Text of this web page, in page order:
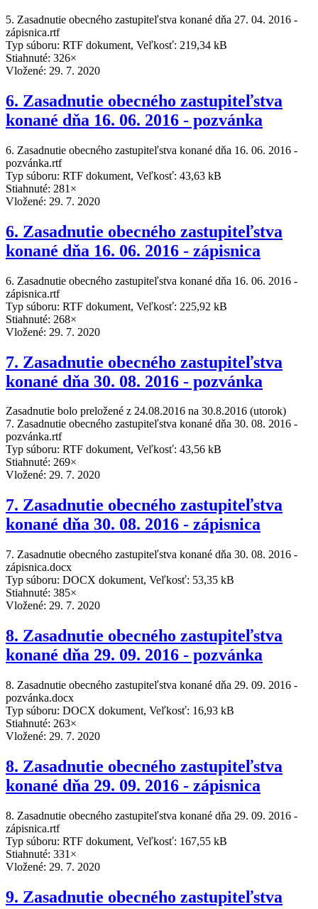
5. Zasadnutie obecného zastupiteľstva konané dňa 27. 04. 2016 -
zápisnica.rtf
Typ súboru: RTF dokument, Veľkosť: 219,34 kB
Stiahnuté: 326×
Vložené: 29. 7. 2020
6. Zasadnutie obecného zastupiteľstva
konané dňa 16. 06. 2016 - pozvánka
6. Zasadnutie obecného zastupiteľstva konané dňa 16. 06. 2016 -
pozvánka.rtf
Typ súboru: RTF dokument, Veľkosť: 43,63 kB
Stiahnuté: 281×
Vložené: 29. 7. 2020
6. Zasadnutie obecného zastupiteľstva
konané dňa 16. 06. 2016 - zápisnica
6. Zasadnutie obecného zastupiteľstva konané dňa 16. 06. 2016 -
zápisnica.rtf
Typ súboru: RTF dokument, Veľkosť: 225,92 kB
Stiahnuté: 268×
Vložené: 29. 7. 2020
7. Zasadnutie obecného zastupiteľstva
konané dňa 30. 08. 2016 - pozvánka
Zasadnutie bolo preložené z 24.08.2016 na 30.8.2016 (utorok)
7. Zasadnutie obecného zastupiteľstva konané dňa 30. 08. 2016 -
pozvánka.rtf
Typ súboru: RTF dokument, Veľkosť: 43,56 kB
Stiahnuté: 269×
Vložené: 29. 7. 2020
7. Zasadnutie obecného zastupiteľstva
konané dňa 30. 08. 2016 - zápisnica
7. Zasadnutie obecného zastupiteľstva konané dňa 30. 08. 2016 -
zápisnica.docx
Typ súboru: DOCX dokument, Veľkosť: 53,35 kB
Stiahnuté: 385×
Vložené: 29. 7. 2020
8. Zasadnutie obecného zastupiteľstva
konané dňa 29. 09. 2016 - pozvánka
8. Zasadnutie obecného zastupiteľstva konané dňa 29. 09. 2016 -
pozvánka.docx
Typ súboru: DOCX dokument, Veľkosť: 16,93 kB
Stiahnuté: 263×
Vložené: 29. 7. 2020
8. Zasadnutie obecného zastupiteľstva
konané dňa 29. 09. 2016 - zápisnica
8. Zasadnutie obecného zastupiteľstva konané dňa 29. 09. 2016 -
zápisnica.rtf
Typ súboru: RTF dokument, Veľkosť: 167,55 kB
Stiahnuté: 331×
Vložené: 29. 7. 2020
9. Zasadnutie obecného zastupiteľstva